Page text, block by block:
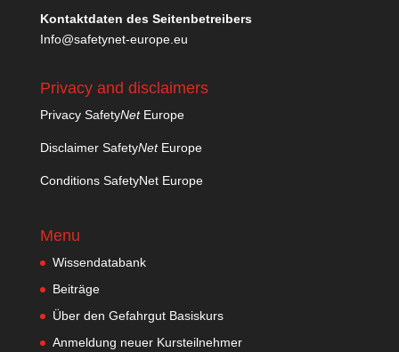
Kontaktdaten des Seitenbetreibers
Info@safetynet-europe.eu
Privacy and disclaimers
Privacy SafetyNetEurope
Disclaimer SafetyNetEurope
Conditions SafetyNet Europe
Menu
Wissendatabank
Beiträge
Über den Gefahrgut Basiskurs
Anmeldung neuer Kursteilnehmer